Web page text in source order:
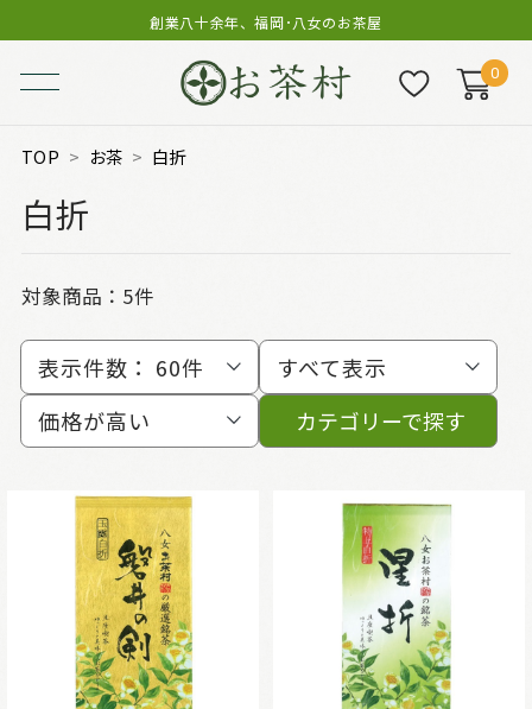
創業八十余年、福岡･八女のお茶屋
0
TOP お茶 白折
白折
対象商品： 5件
表示件数： 60件
すべて表示
価格が高い
カテゴリーで探す